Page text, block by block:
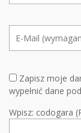
Zapisz moje
wypełnić dane
Wpisz: codogara